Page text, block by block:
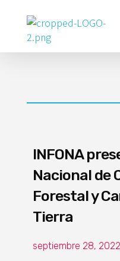
Poder Agropecuario
INFONA
Nacional de
Forestal y
Tierra
septiembre 28, 2022